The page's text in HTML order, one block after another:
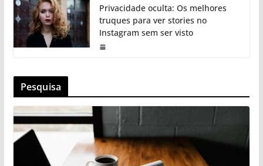
Privacidade oculta: Os melhores
truques para ver stories no
Instagram sem ser visto
Pesquisa